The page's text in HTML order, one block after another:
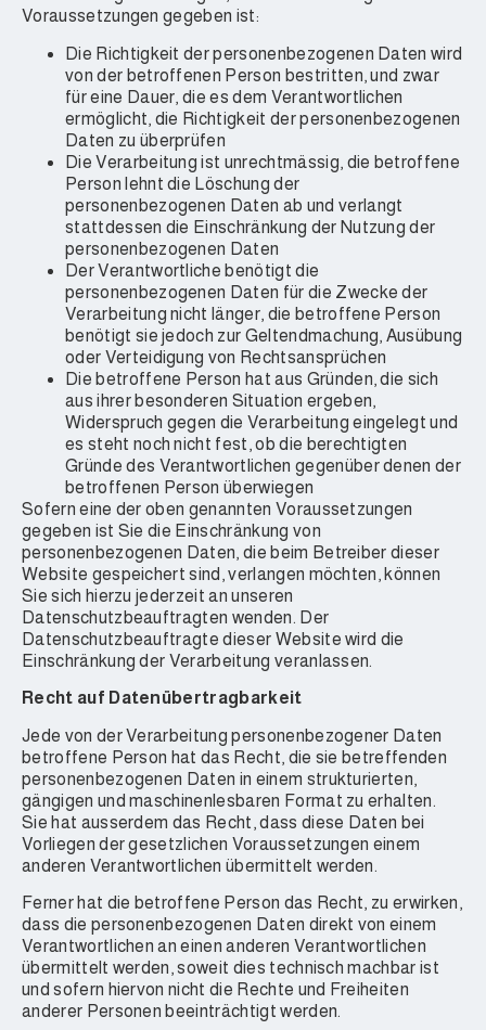
Voraussetzungen gegeben ist:
Die Richtigkeit der personenbezogenen Daten wird
von der betroffenen Person bestritten, und zwar
für eine Dauer, die es dem Verantwortlichen
ermöglicht, die Richtigkeit der personenbezogenen
Daten zu überprüfen
Die Verarbeitung ist unrechtmässig, die betroffene
Person lehnt die Löschung der
personenbezogenen Daten ab und verlangt
stattdessen die Einschränkung der Nutzung der
personenbezogenen Daten
Der Verantwortliche benötigt die
personenbezogenen Daten für die Zwecke der
Verarbeitung nicht länger, die betroffene Person
benötigt sie jedoch zur Geltendmachung, Ausübung
oder Verteidigung von Rechtsansprüchen
Die betroffene Person hat aus Gründen, die sich
aus ihrer besonderen Situation ergeben,
Widerspruch gegen die Verarbeitung eingelegt und
es steht noch nicht fest, ob die berechtigten
Gründe des Verantwortlichen gegenüber denen der
betroffenen Person überwiegen
Sofern eine der oben genannten Voraussetzungen
gegeben ist Sie die Einschränkung von
personenbezogenen Daten, die beim Betreiber dieser
Website gespeichert sind, verlangen möchten, können
Sie sich hierzu jederzeit an unseren
Datenschutzbeauftragten wenden. Der
Datenschutzbeauftragte dieser Website wird die
Einschränkung der Verarbeitung veranlassen.
Recht auf Datenübertragbarkeit
Jede von der Verarbeitung personenbezogener Daten
betroffene Person hat das Recht, die sie betreffenden
personenbezogenen Daten in einem strukturierten,
gängigen und maschinenlesbaren Format zu erhalten.
Sie hat ausserdem das Recht, dass diese Daten bei
Vorliegen der gesetzlichen Voraussetzungen einem
anderen Verantwortlichen übermittelt werden.
Ferner hat die betroffene Person das Recht, zu erwirken,
dass die personenbezogenen Daten direkt von einem
Verantwortlichen an einen anderen Verantwortlichen
übermittelt werden, soweit dies technisch machbar ist
und sofern hiervon nicht die Rechte und Freiheiten
anderer Personen beeinträchtigt werden.